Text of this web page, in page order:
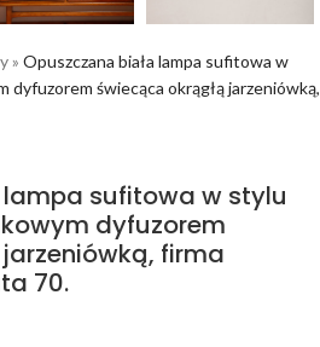
» Opuszczana biała lampa sufitowa w
dyfuzorem świecąca okrągłą jarzeniówką,
lampa sufitowa w stylu
dyfuzorem
firma
70.